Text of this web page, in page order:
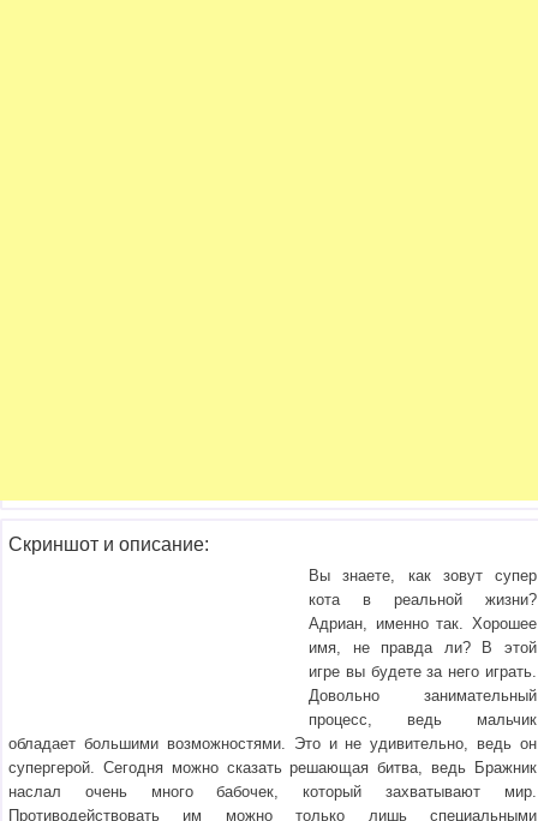
Скриншот и описание:
Вы знаете, как зовут супер
кота в реальной жизни?
Адриан, именно так. Хорошее
имя, не правда ли? В этой
игре вы будете за него играть.
Довольно занимательный
процесс, ведь мальчик
обладает большими возможностями. Это и не удивительно, ведь он
супергерой. Сегодня можно сказать решающая битва, ведь Бражник
наслал очень много бабочек, который захватывают мир.
Противодействовать им можно только лишь специальными